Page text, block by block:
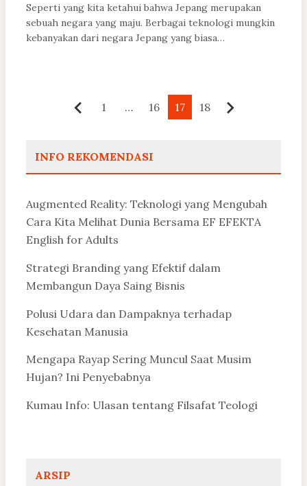
Seperti yang kita ketahui bahwa Jepang merupakan
sebuah negara yang maju. Berbagai teknologi mungkin
kebanyakan dari negara Jepang yang biasa…
Paginasi
Sebelumnya
1 … 16 17 18
INFO REKOMENDASI
Augmented Reality: Teknologi yang Mengubah
Cara Kita Melihat Dunia Bersama EF EFEKTA
English for Adults
Strategi Branding yang Efektif dalam
Membangun Daya Saing Bisnis
Polusi Udara dan Dampaknya terhadap
Kesehatan Manusia
Mengapa Rayap Sering Muncul Saat Musim
Hujan? Ini Penyebabnya
Kumau Info: Ulasan tentang Filsafat Teologi
ARSIP